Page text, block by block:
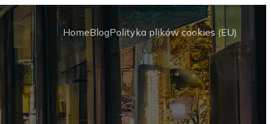
HomeBlogPolityka plików cookies (EU)